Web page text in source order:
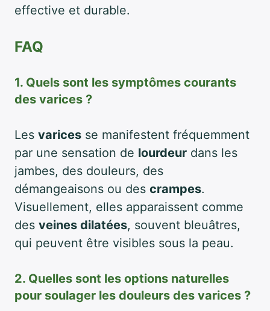
effective et durable.
FAQ
1. Quels sont les symptômes courants
des varices ?
Les varices se manifestent fréquemment
par une sensation de lourdeur dans les
jambes, des douleurs, des
démangeaisons ou des crampes.
Visuellement, elles apparaissent comme
des veines dilatées, souvent bleuâtres,
qui peuvent être visibles sous la peau.
2. Quelles sont les options naturelles
pour soulager les douleurs des varices ?